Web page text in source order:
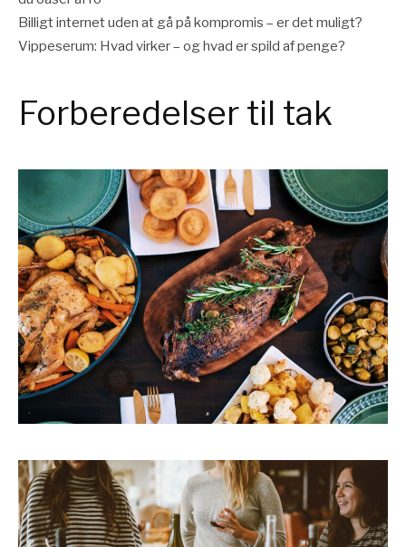
Billigt internet uden at gå på kompromis – er det muligt?
Vippeserum: Hvad virker – og hvad er spild af penge?
Forberedelser til tak